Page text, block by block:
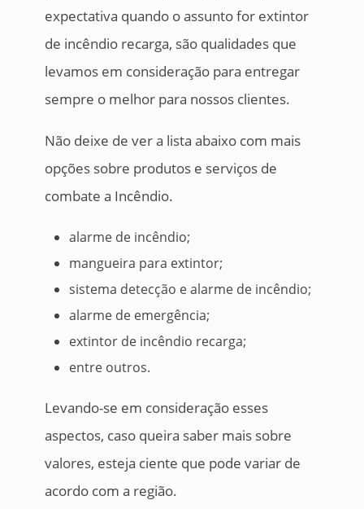
expectativa quando o assunto for extintor
de incêndio recarga, são qualidades que
levamos em consideração para entregar
sempre o melhor para nossos clientes.
Não deixe de ver a lista abaixo com mais
opções sobre produtos e serviços de
combate a Incêndio.
alarme de incêndio;
mangueira para extintor;
sistema detecção e alarme de incêndio;
alarme de emergência;
extintor de incêndio recarga;
entre outros.
Levando-se em consideração esses
aspectos, caso queira saber mais sobre
valores, esteja ciente que pode variar de
acordo com a região.